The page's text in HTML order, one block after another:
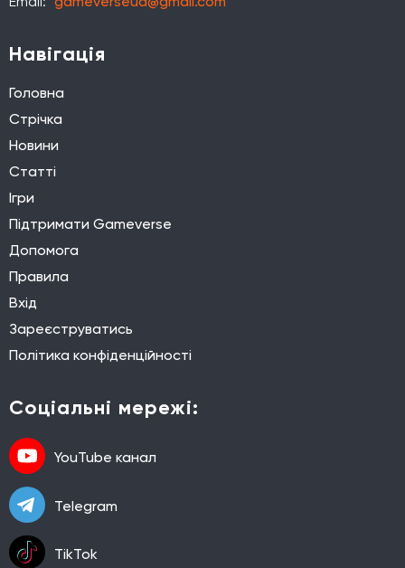
Навігація
Головна
Стрічка
Новини
Статті
Ігри
Підтримати Gameverse
Допомога
Правила
Вхід
Зареєструватись
Політика конфіденційності
Соціальні мережі:
YouTube канал
Telegram
TikTok